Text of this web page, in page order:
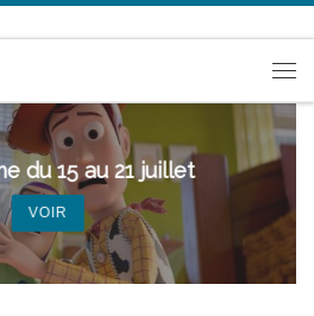
du 15 au 21 juillet
VOIR